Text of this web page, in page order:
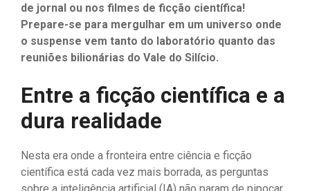
de jornal ou nos filmes de ficção científica!
Prepare-se para mergulhar em um universo onde
o suspense vem tanto do laboratório quanto das
reuniões bilionárias do Vale do Silício.
Entre a ficção científica e a
dura realidade
Nesta era onde a fronteira entre ciência e ficção
científica está cada vez mais borrada, as perguntas